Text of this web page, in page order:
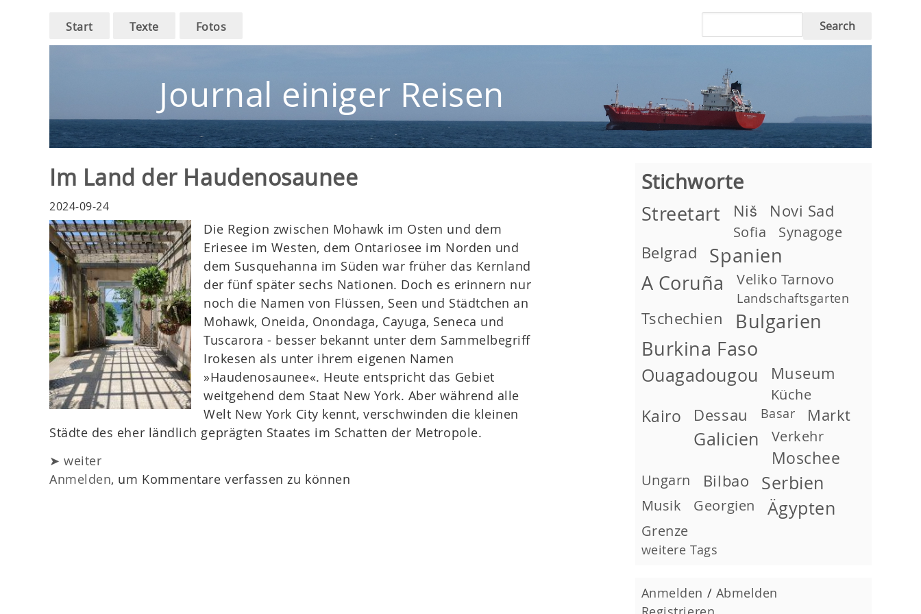
Main
navigation
Start Texte Fotos
Journal einiger Reisen
Im Land der Haudenosaunee
2024-09-24
Die Region zwischen Mohawk im Osten und dem
Eriesee im Westen, dem Ontariosee im Norden und
dem Susquehanna im Süden war früher das Kernland
der fünf später sechs Nationen. Doch es erinnern nur
noch die Namen von Flüssen, Seen und Städtchen an
Mohawk, Oneida, Onondaga, Cayuga, Seneca und
Tuscarora - besser bekannt unter dem Sammelbegriff
Irokesen als unter ihrem eigenen Namen
»Haudenosaunee«. Heute entspricht das Gebiet
weitgehend dem Staat New York. Aber während alle
Welt New York City kennt, verschwinden die kleinen
Städte des eher ländlich geprägten Staates im Schatten der Metropole.
➤ weiter
Anmelden, um Kommentare verfassen zu können
Stichworte
Streetart Niš Novi Sad
Sofia Synagoge
Belgrad
Spanien
A Coruña
Veliko Tarnovo
Landschaftsgarten
Tschechien
Bulgarien
Burkina Faso
Ouagadougou Museum
Küche
Kairo Dessau Basar Markt
Galicien Verkehr
Moschee
Ungarn Bilbao Serbien
Musik Georgien Ägypten
Grenze
weitere Tags
Anmelden / Abmelden